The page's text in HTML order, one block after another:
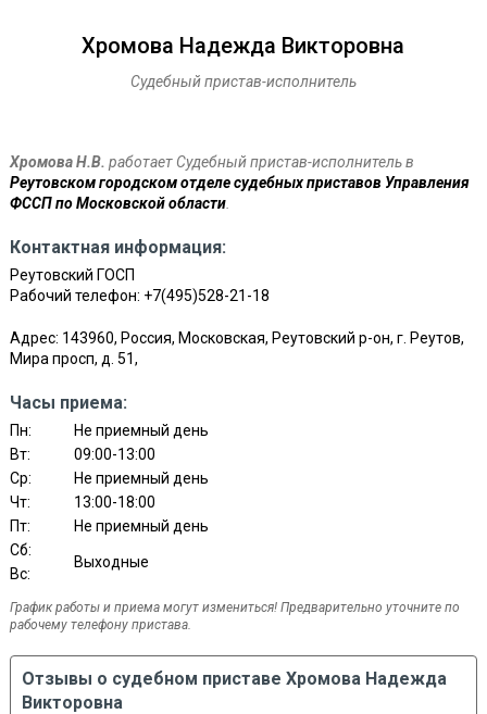
Хромова Надежда Викторовна
Судебный пристав-исполнитель
Хромова Н.В. работает Судебный пристав-исполнитель в
Реутовском городском отделе судебных приставов Управления
ФССП по Московской области.
Контактная информация:
Реутовский ГОСП
Рабочий телефон: +7(495)528-21-18
Адрес: 143960, Россия, Московская, Реутовский р-он, г. Реутов,
Мира просп, д. 51,
Часы приема:
Пн:
Не приемный день
Вт:
09:00-13:00
Ср:
Не приемный день
Чт:
13:00-18:00
Пт:
Не приемный день
Сб:
Выходные
Вс:
График работы и приема могут измениться! Предварительно уточните по
рабочему телефону пристава.
Отзывы о судебном приставе Хромова Надежда
Викторовна